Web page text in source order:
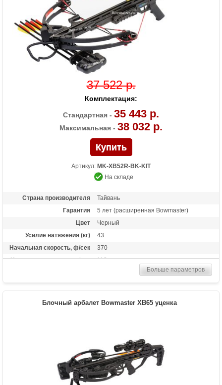
Масса (кг)
4,2 снаряженный, 3,4 без аксессуаров
Назначение
Развлечение, охота
Особенности
Конструкция булл-пап, очень легкий,
автоматический предохранитель, защита
от холостого выстрела, регулируемый
приклад и щечка, виброгасители
37 522 р.
Комплектация:
Стандартная - 35 443 р.
Максимальная - 38 032 р.
Артикул: MK-XB52R-BK-KIT
На складе
Страна производителя
Тайвань
Гарантия
5 лет (расширенная Bowmaster)
Цвет
Черный
Усилие натяжения (кг)
43
Начальная скорость, ф/сек
370
Начальная скорость, м/сек
113
Рабочий ход тетивы
13,8 дюймов (35 см)
Оптический прицел 4х32, 4 алюминиевые
стрелы, воск для тетивы
Масса (кг)
4,2 снаряженный, 3,4 без аксессуаров
Назначение
Развлечение, охота
Особенности
Тип конструкции: булл-пап,
Больше параметров
Блочный арбалет Bowmaster XB65 уценка